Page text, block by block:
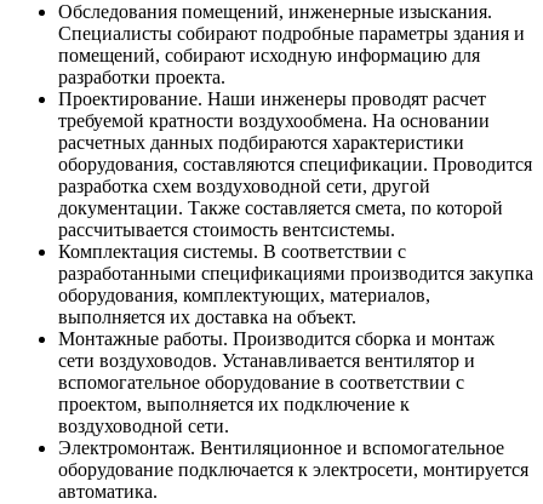
Обследования помещений, инженерные изыскания.
Специалисты собирают подробные параметры здания и
помещений, собирают исходную информацию для
разработки проекта.
Проектирование. Наши инженеры проводят расчет
требуемой кратности воздухообмена. На основании
расчетных данных подбираются характеристики
оборудования, составляются спецификации. Проводится
разработка схем воздуховодной сети, другой
документации. Также составляется смета, по которой
рассчитывается стоимость вентсистемы.
Комплектация системы. В соответствии с
разработанными спецификациями производится закупка
оборудования, комплектующих, материалов,
выполняется их доставка на объект.
Монтажные работы. Производится сборка и монтаж
сети воздуховодов. Устанавливается вентилятор и
вспомогательное оборудование в соответствии с
проектом, выполняется их подключение к
воздуховодной сети.
Электромонтаж. Вентиляционное и вспомогательное
оборудование подключается к электросети, монтируется
автоматика.